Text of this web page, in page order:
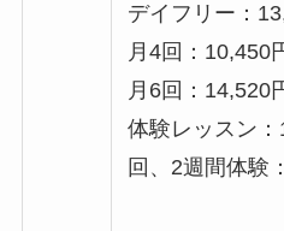
デイフリー：
月4回：10,450
月6回：14,520
体験レッスン
回、2週間体験